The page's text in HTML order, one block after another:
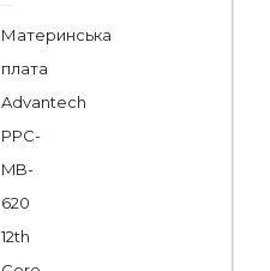
Материнська
плата
Advantech
PPC-
MB-
620
12th